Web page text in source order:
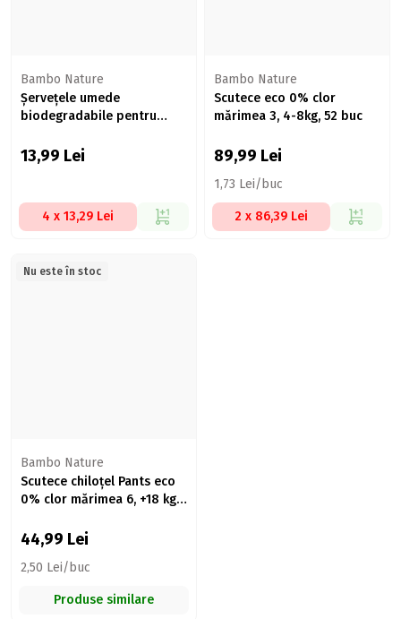
Bambo Nature
Șervețele umede
biodegradabile pentru
13,99 Lei
4 x 13,29 Lei
Bambo Nature
Scutece eco 0% clor
mărimea 3, 4-8kg, 52 buc
89,99 Lei
1,73 Lei/buc
2 x 86,39 Lei
Nu este în stoc
Bambo Nature
Scutece chiloțel Pants eco
0% clor mărimea 6, +18 kg,
44,99 Lei
2,50 Lei/buc
Produse similare